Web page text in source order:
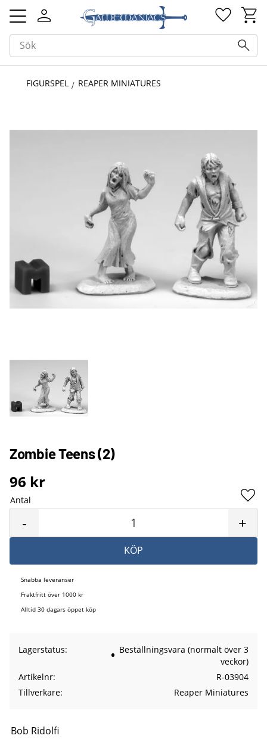
Meny
FIGURSPEL REAPER MINIATURES
Zombie Teens (2)
96 kr
Antal
+
-
KÖP
Snabba leveranser
Fraktfritt över 1000 kr
Alltid 30 dagars öppet köp
Lagerstatus
Beställningsvara (normalt över 3
veckor)
Artikelnr
R-03904
Tillverkare
Reaper Miniatures
Bob Ridolfi